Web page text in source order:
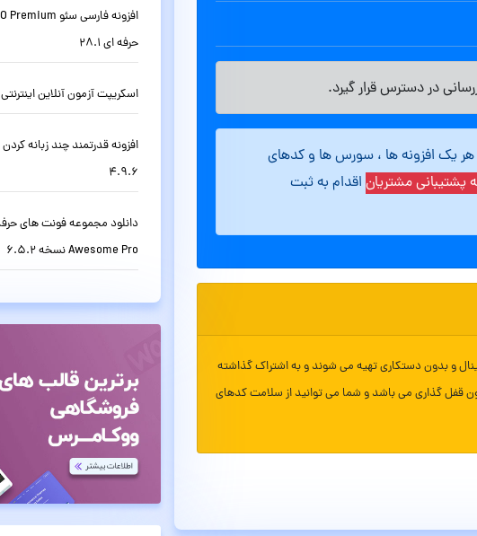
در دسترس قرار گیرد.
هر یک افزونه ها ، سورس ها و کدهای
پشتیبانی مشتریان اقدام به ثبت
و بدون دستکاری تهیه می شوند و به اشتراک گذاشته
قفل گذاری می باشد و شما می توانید از سلامت کدهای
حرفه ای 28.1
اسکریپت آزمون آنلاین اینترنتی ProQuiz نسخه 2.0.2
4.9.6
Awesome Pro نسخه 6.5.2